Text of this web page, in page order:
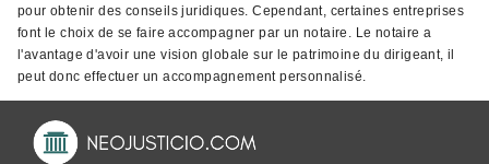
pour obtenir des conseils juridiques. Cependant, certaines entreprises
font le choix de se faire accompagner par un notaire. Le notaire a
l'avantage d'avoir une vision globale sur le patrimoine du dirigeant, il
peut donc effectuer un accompagnement personnalisé.